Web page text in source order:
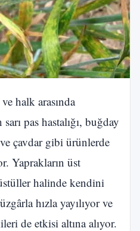
halk arasında
pas hastalığı, buğday
çavdar gibi ürünlerde
Yaprakların üst
halinde kendini
hızla yayılıyor ve
de etkisi altına alıyor.